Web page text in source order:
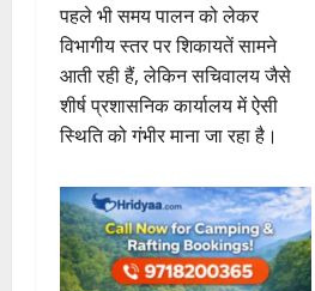
पहले भी समय पालन को लेकर
विभागीय स्तर पर शिकायतें सामने
आती रही हैं, लेकिन सचिवालय जैसे
शीर्ष प्रशासनिक कार्यालय में ऐसी
स्थिति को गंभीर माना जा रहा है।